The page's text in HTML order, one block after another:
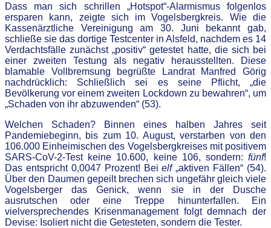
Dass man sich schrillen „Hotspot“-Alarmismus folgenlos
ersparen kann, zeigte sich im Vogelsbergkreis. Wie die
Kassenärztliche Vereinigung am 30. Juni bekannt gab,
schließe sie das dortige Testcenter in Alsfeld, nachdem es 14
Verdachtsfälle zunächst „positiv“ getestet hatte, die sich bei
einer zweiten Testung als negativ herausstellten. Diese
blamable Vollbremsung begrüßte Landrat Manfred Görig
nachdrücklich: Schließlich sei es seine Pflicht, „die
Bevölkerung vor einem zweiten Lockdown zu bewahren“, um
„Schaden von ihr abzuwenden“ (53).
Welchen Schaden? Binnen eines halben Jahres seit
Pandemiebeginn, bis zum 10. August, verstarben von den
106.000 Einheimischen des Vogelsbergkreises mit positivem
SARS-CoV-2-Test keine 10.600, keine 106, sondern: fünf!
Das entspricht 0,0047 Prozent! Beielf„aktiven Fällen“ (54).
Über den Daumen gepeilt brechen sich ungefähr gleich viele
Vogelsberger das Genick, wenn sie in der Dusche
ausrutschen oder eine Treppe hinunterfallen. Ein
vielversprechendes Krisenmanagement folgt demnach der
Devise: Isoliert nicht die Getesteten, sondern die Tester.